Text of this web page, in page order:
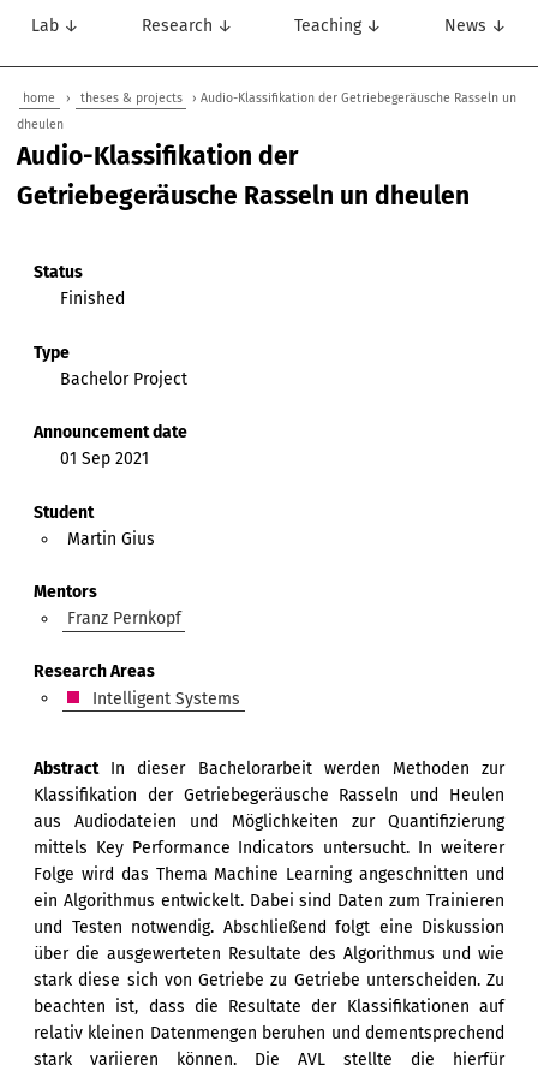
Lab ↓ Research ↓ Teaching ↓ News ↓
home › theses & projects
› Audio-Klassifikation der Getriebegeräusche Rasseln un
dheulen
Audio-Klassifikation der
Getriebegeräusche Rasseln un dheulen
Status
Finished
Type
Bachelor Project
Announcement date
01 Sep 2021
Student
Martin Gius
Mentors
Franz Pernkopf
Research Areas
Intelligent Systems
AbstractIn dieser Bachelorarbeit werden Methoden zur
Klassifikation der Getriebegeräusche Rasseln und Heulen
aus Audiodateien und Möglichkeiten zur Quantifizierung
mittels Key Performance Indicators untersucht. In weiterer
Folge wird das Thema Machine Learning angeschnitten und
ein Algorithmus entwickelt. Dabei sind Daten zum Trainieren
und Testen notwendig. Abschließend folgt eine Diskussion
über die ausgewerteten Resultate des Algorithmus und wie
stark diese sich von Getriebe zu Getriebe unterscheiden. Zu
beachten ist, dass die Resultate der Klassifikationen auf
relativ kleinen Datenmengen beruhen und dementsprechend
stark variieren können. Die AVL stellte die hierfür